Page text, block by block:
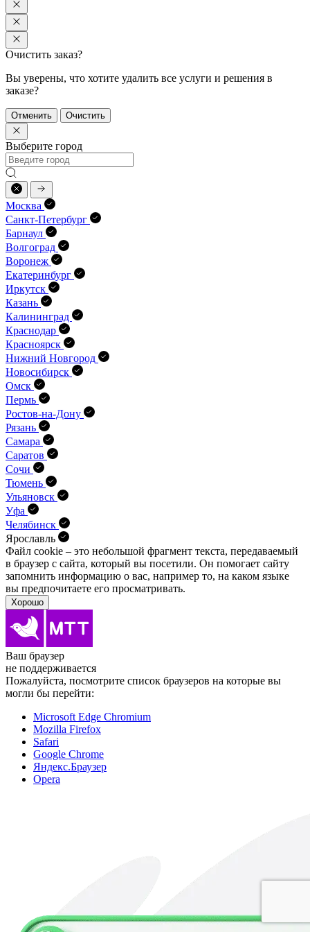
Очистить заказ?
Вы уверены, что хотите удалить все услуги и решения в
заказе?
Отменить Очистить
Выберите город
Москва
Санкт-Петербург
Барнаул
Волгоград
Воронеж
Екатеринбург
Иркутск
Казань
Калининград
Краснодар
Красноярск
Нижний Новгород
Новосибирск
Омск
Пермь
Ростов-на-Дону
Рязань
Самара
Саратов
Сочи
Тюмень
Ульяновск
Уфа
Челябинск
Ярославль
Файл cookie – это небольшой фрагмент текста, передава­емый
в браузер с сайта, который вы посетили. Он помо­гает сайту
запомнить информацию о вас, например то, на каком языке
вы предпочитаете его просматривать.
Хорошо
Ваш браузер
не поддерживается
Пожалуйста, посмотрите список браузеров на которые вы
могли бы перейти:
Microsoft Edge Chromium
Mozilla Firefox
Safari
Google Chrome
Яндекс.Браузер
Opera